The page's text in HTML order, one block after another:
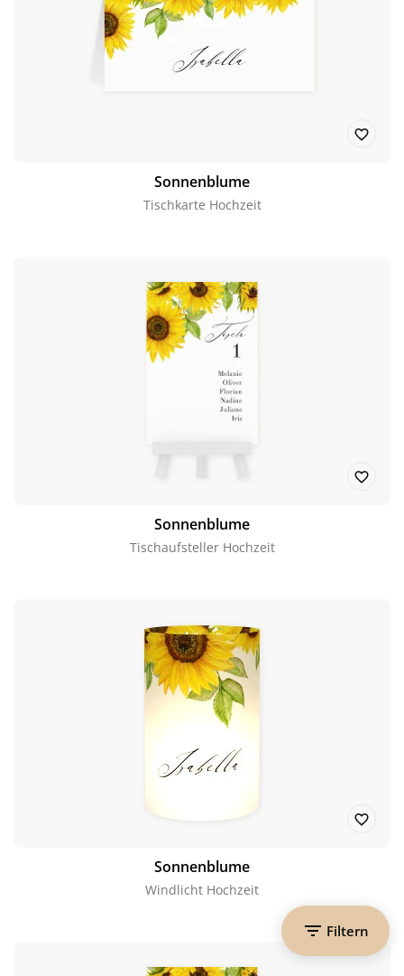
Filtern
Sonnenblume
Tischkarte Hochzeit
Sonnenblume
Tischaufsteller Hochzeit
Sonnenblume
Windlicht Hochzeit